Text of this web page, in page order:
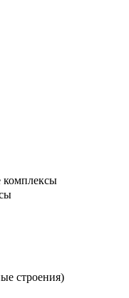
комплексы
строения)